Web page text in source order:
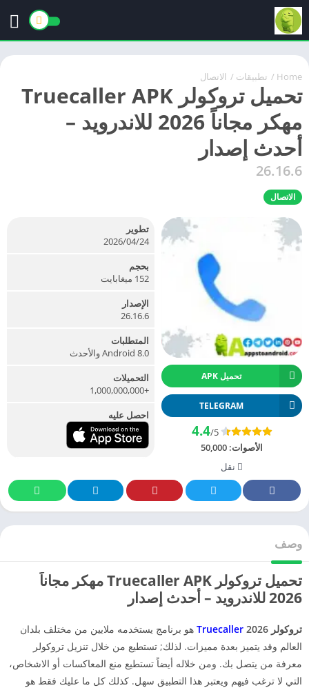
Home
/ تطبيقات / الاتصال
تحميل تروكولر Truecaller APK
مهكر مجاناً 2026 للاندرويد –
أحدث إصدار
26.16.6
الاتصال
تحميل APK
TELEGRAM
4.4/5
الأصوات: 50,000
نقل
تطوير
24‏/04‏/2026
بحجم
152 ميغابايت
الإصدار
26.16.6
المتطلبات
Android 8.0 والأحدث
التحميلات
+1,000,000,000
احصل عليه
وصف
تحميل تروكولر Truecaller APK مهكر مجاناً
2026 للاندرويد – أحدث إصدار
تروكولر 2026 Truecaller هو برنامج يستخدمه ملايين من مختلف بلدان
العالم وقد يتميز بعدة مميزات. لذلك; تستطيع من خلال تنزيل تروكولر
معرفة من يتصل بك. ومن خلاله أيضاً تستطيع منع المعاكسات أو الاشخاص،
التي لا ترغب فيهم ويعتبر هذا التطبيق سهل. كذلك كل ما عليك فقط هو